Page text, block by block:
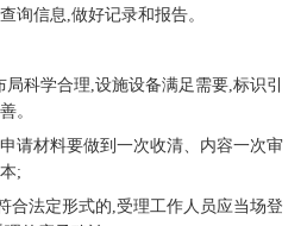
询信息,做好记录和报告。
科学合理,设施设备满足需要,标识引
。
请材料要做到一次收清、内容一次审
;
法定形式的,受理工作人员应当场登